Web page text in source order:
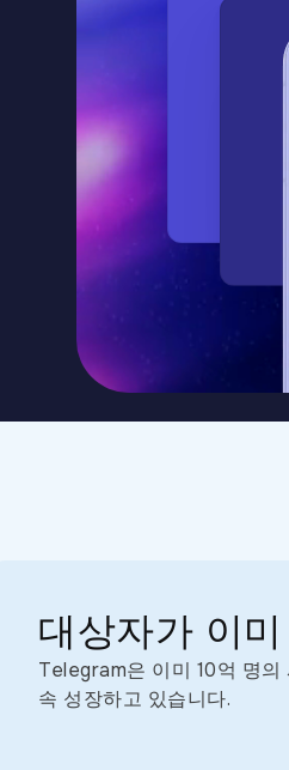
대상자가 이
Telegram은 이미 10억 명의
속 성장하고 있습니다.